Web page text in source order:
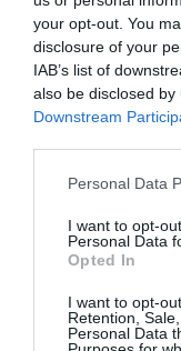
your opt-out. You
disclosure of your
IAB’s list of
also be disclosed
Downstream
Personal Data
I want to opt-
Personal Data
Opted In
I want to opt-
Retention,
Personal Data
ΟΝΟΜΑ
ΣΧΟΛΙΟ